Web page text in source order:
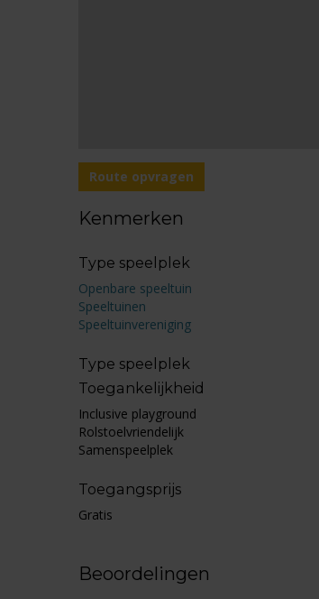
Route opvragen
Kenmerken
Type speelplek
Openbare speeltuin
Speeltuinen
Speeltuinvereniging
Type speelplek
Toegankelijkheid
Inclusive playground
Rolstoelvriendelijk
Samenspeelplek
Toegangsprijs
Gratis
Beoordelingen